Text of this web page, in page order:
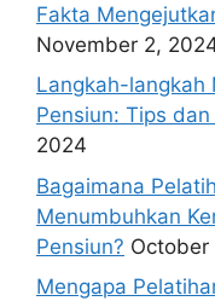
Fakta
November 2,
Langkah-langkah
Pensiun: Tips
2024
Bagaimana
Menumbuhkan
Pensiun? October
Mengapa